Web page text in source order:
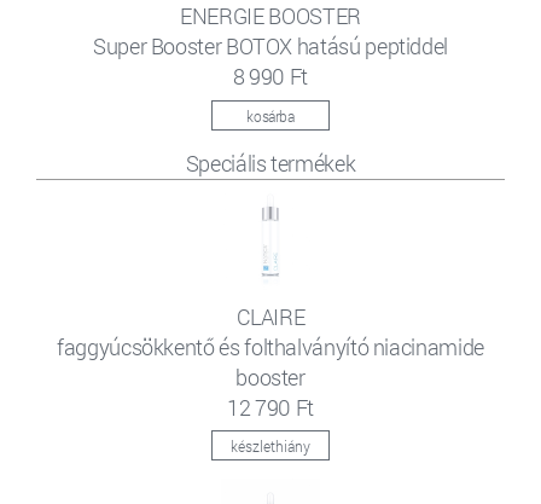
ENERGIE BOOSTER
Super Booster BOTOX hatású peptiddel
8 990 Ft
kosárba
Speciális termékek
CLAIRE
faggyúcsökkentő és folthalványító niacinamide
booster
12 790 Ft
készlethiány